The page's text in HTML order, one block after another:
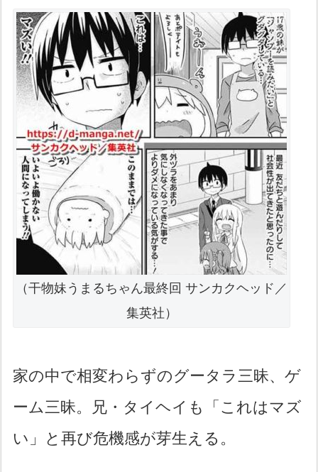
（干物妹うまるちゃん最終回 サンカクヘッド／
集英社）
家の中で相変わらずのグータラ三昧、ゲ
ーム三昧。兄・タイヘイも「これはマズ
い」と再び危機感が芽生える。